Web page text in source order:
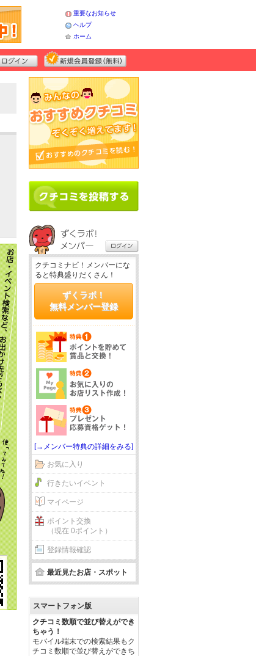
重要なお知らせ
ヘルプ
ホーム
クチコミナビ！メンバーにな
ると特典盛りだくさん！
ずくラボ！
無料メンバー登録
[→メンバー特典の詳細をみる]
お気に入り
行きたいイベント
マイページ
ポイント交換
（現在 0ポイント）
登録情報確認
最近見たお店・スポット
スマートフォン版
クチコミ数順で並び替えができ
ちゃう！
モバイル端末での検索結果もク
チコミ数順で並び替えができち